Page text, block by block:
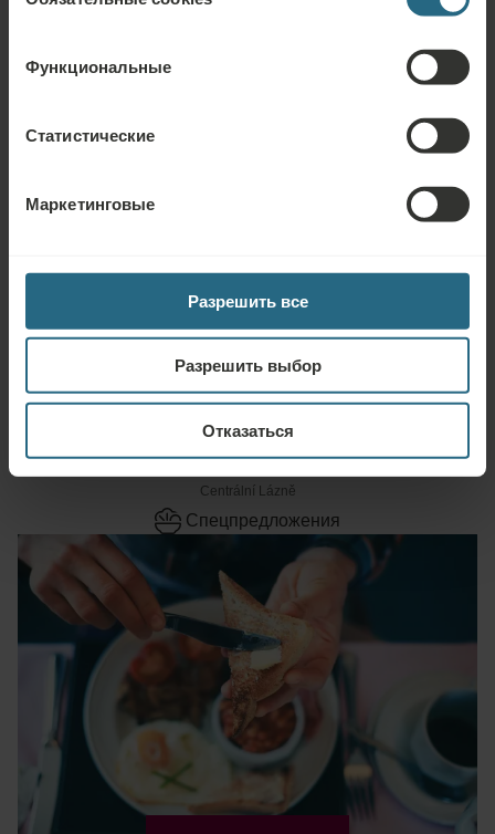
Функциональные
Статистические
Маркетинговые
Разрешить все
Разрешить выбор
Отказаться
ПОДРОБНЕЕ
Спа проживание с ужином и завтраком
Забронировать от € 90
Centrální Lázně
Cпецпредложения